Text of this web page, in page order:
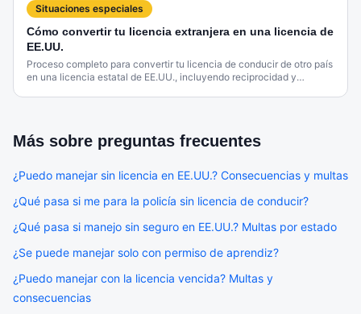
Situaciones especiales
Cómo convertir tu licencia extranjera en una licencia de
EE.UU.
Proceso completo para convertir tu licencia de conducir de otro país
en una licencia estatal de EE.UU., incluyendo reciprocidad y
Más sobre preguntas frecuentes
¿Puedo manejar sin licencia en EE.UU.? Consecuencias y multas
¿Qué pasa si me para la policía sin licencia de conducir?
¿Qué pasa si manejo sin seguro en EE.UU.? Multas por estado
¿Se puede manejar solo con permiso de aprendiz?
¿Puedo manejar con la licencia vencida? Multas y
consecuencias